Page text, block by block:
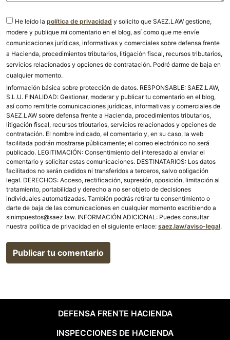
He leído la política de privacidad y solicito que SAEZ.LAW gestione,
modere y publique mi comentario en el blog, así como que me envíe
comunicaciones jurídicas, informativas y comerciales sobre defensa frente
a Hacienda, procedimientos tributarios, litigación fiscal, recursos tributarios,
servicios relacionados y opciones de contratación. Podré darme de baja en
cualquier momento.
Información básica sobre protección de datos. RESPONSABLE: SAEZ.LAW,
S.L.U. FINALIDAD: Gestionar, moderar y publicar tu comentario en el blog,
así como remitirte comunicaciones jurídicas, informativas y comerciales de
SAEZ.LAW sobre defensa frente a Hacienda, procedimientos tributarios,
litigación fiscal, recursos tributarios, servicios relacionados y opciones de
contratación. El nombre indicado, el comentario y, en su caso, la web
facilitada podrán mostrarse públicamente; el correo electrónico no será
publicado. LEGITIMACIÓN: Consentimiento del interesado al enviar el
comentario y solicitar estas comunicaciones. DESTINATARIOS: Los datos
facilitados no serán cedidos ni transferidos a terceros, salvo obligación
legal. DERECHOS: Acceso, rectificación, supresión, oposición, limitación al
tratamiento, portabilidad y derecho a no ser objeto de decisiones
individuales automatizadas. También podrás retirar tu consentimiento o
darte de baja de las comunicaciones en cualquier momento escribiendo a
sinimpuestos@saez.law. INFORMACIÓN ADICIONAL: Puedes consultar
nuestra política de privacidad en el siguiente enlace: saez.law/aviso-legal.
DEFENSA FRENTE HACIENDA
INSPECCIONES DE HACIENDA